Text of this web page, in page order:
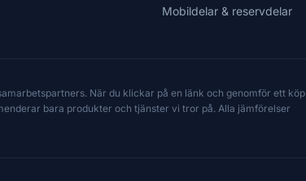
Mobildelar & reservdelar
När du klickar på en länk och genomför ett köp
bara produkter och tjänster vi tror på. Alla jämförelser